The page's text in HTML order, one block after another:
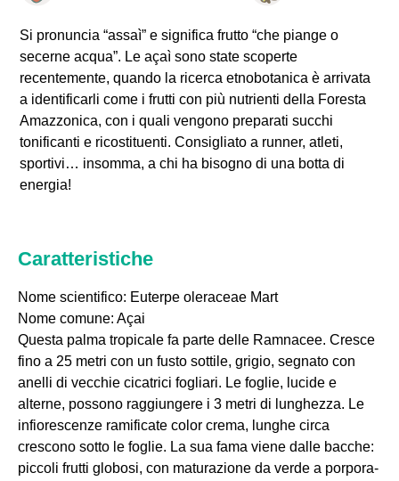
Si pronuncia “assaì” e significa frutto “che piange o
secerne acqua”. Le açaì sono state scoperte
recentemente, quando la ricerca etnobotanica è arrivata
a identificarli come i frutti con più nutrienti della Foresta
Amazzonica, con i quali vengono preparati succhi
tonificanti e ricostituenti. Consigliato a runner, atleti,
sportivi… insomma, a chi ha bisogno di una botta di
energia!
Caratteristiche
Nome scientifico: Euterpe oleraceae Mart
Nome comune: Açai
Questa palma tropicale fa parte delle Ramnacee. Cresce
fino a 25 metri con un fusto sottile, grigio, segnato con
anelli di vecchie cicatrici fogliari. Le foglie, lucide e
alterne, possono raggiungere i 3 metri di lunghezza. Le
infiorescenze ramificate color crema, lunghe circa
crescono sotto le foglie. La sua fama viene dalle bacche:
piccoli frutti globosi, con maturazione da verde a porpora-